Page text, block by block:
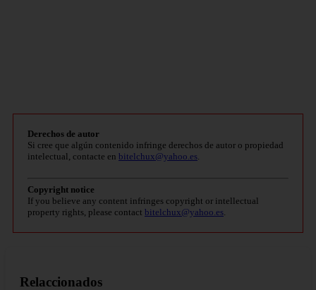
Derechos de autor
Si cree que algún contenido infringe derechos de autor o propiedad
intelectual, contacte en bitelchux@yahoo.es
Copyright notice
If you believe any content infringes copyright or intellectual
property rights, please contact bitelchux@yahoo.es
Relaccionados